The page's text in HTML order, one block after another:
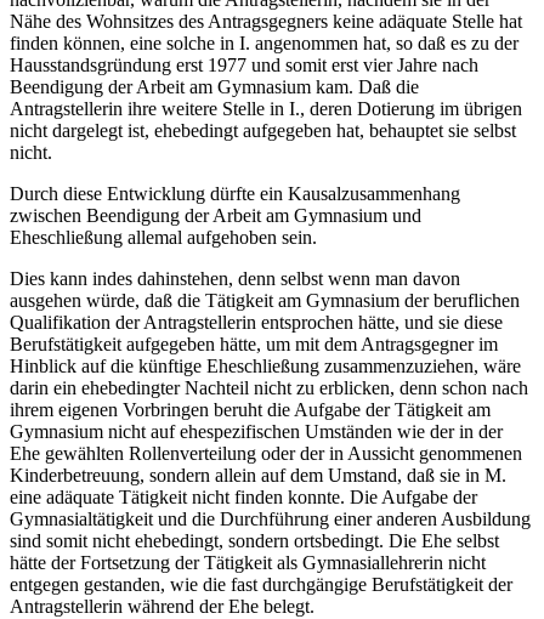
Nähe des Wohnsitzes des Antragsgegners keine adäquate Stelle hat
finden können, eine solche in I. angenommen hat, so daß es zu der
Hausstandsgründung erst 1977 und somit erst vier Jahre nach
Beendigung der Arbeit am Gymnasium kam. Daß die
Antragstellerin ihre weitere Stelle in I., deren Dotierung im übrigen
nicht dargelegt ist, ehebedingt aufgegeben hat, behauptet sie selbst
nicht.
Durch diese Entwicklung dürfte ein Kausalzusammenhang
zwischen Beendigung der Arbeit am Gymnasium und
Eheschließung allemal aufgehoben sein.
Dies kann indes dahinstehen, denn selbst wenn man davon
ausgehen würde, daß die Tätigkeit am Gymnasium der beruflichen
Qualifikation der Antragstellerin entsprochen hätte, und sie diese
Berufstätigkeit aufgegeben hätte, um mit dem Antragsgegner im
Hinblick auf die künftige Eheschließung zusammenzuziehen, wäre
darin ein ehebedingter Nachteil nicht zu erblicken, denn schon nach
ihrem eigenen Vorbringen beruht die Aufgabe der Tätigkeit am
Gymnasium nicht auf ehespezifischen Umständen wie der in der
Ehe gewählten Rollenverteilung oder der in Aussicht genommenen
Kinderbetreuung, sondern allein auf dem Umstand, daß sie in M.
eine adäquate Tätigkeit nicht finden konnte. Die Aufgabe der
Gymnasialtätigkeit und die Durchführung einer anderen Ausbildung
sind somit nicht ehebedingt, sondern ortsbedingt. Die Ehe selbst
hätte der Fortsetzung der Tätigkeit als Gymnasiallehrerin nicht
entgegen gestanden, wie die fast durchgängige Berufstätigkeit der
Antragstellerin während der Ehe belegt.